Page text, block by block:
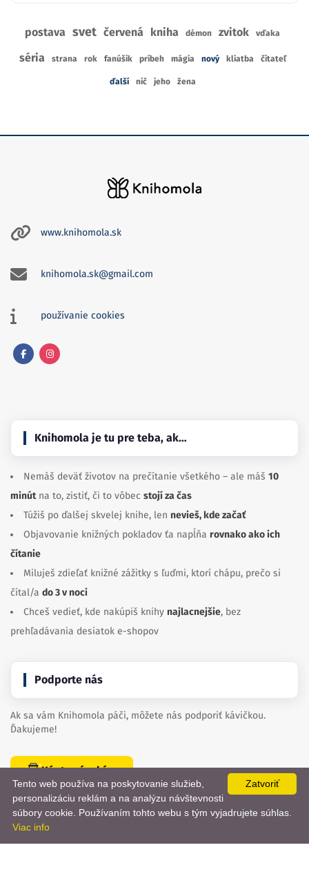
postava svet červená kniha démon zvitok vďaka
séria strana rok fanúšik príbeh mágia nový kliatba čitateľ
ďalší nič jeho žena
www.knihomola.sk
knihomola.sk@gmail.com
používanie cookies
Knihomola je tu pre teba, ak…
Nemáš deväť životov na prečítanie všetkého – ale máš 10
minútna to, zistiť, či to vôbec stojí za čas
Túžiš po ďalšej skvelej knihe, len nevieš, kde začať
Objavovanie knižných pokladov ťa napĺňa rovnako ako ich
čítanie
Miluješ zdieľať knižné zážitky s ľuďmi, ktorí chápu, prečo si
čítal/a do 3 v noci
Chceš vedieť, kde nakúpiš knihy najlacnejšie, bez
prehľadávania desiatok e-shopov
Podporte nás
Ak sa vám Knihomola páči, môžete nás podporiť kávičkou.
Ďakujeme!
Kúpte nám kávu
📨
Zatvoriť
Tento web používa na poskytovanie služieb,
personalizáciu reklám a na analýzu návštevnosti
súbory cookie. Používaním tohto webu s tým vyjadrujete súhlas.
Viac info